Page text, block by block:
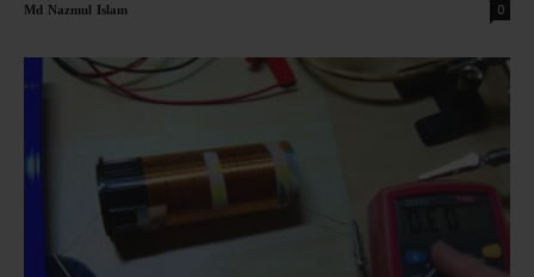
Md Nazmul Islam 0